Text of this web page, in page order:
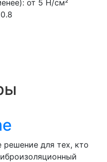
от 5 Н/см²
решение для тех, кто